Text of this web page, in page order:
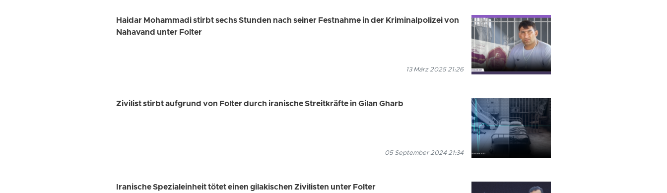
Haidar Mohammadi stirbt sechs Stunden nach seiner Festnahme in der Kriminalpolizei von
Nahavand unter Folter
13 März 2025 21:26
Zivilist stirbt aufgrund von Folter durch iranische Streitkräfte in Gilan Gharb
05 September 2024 21:34
Iranische Spezialeinheit tötet einen gilakischen Zivilisten unter Folter